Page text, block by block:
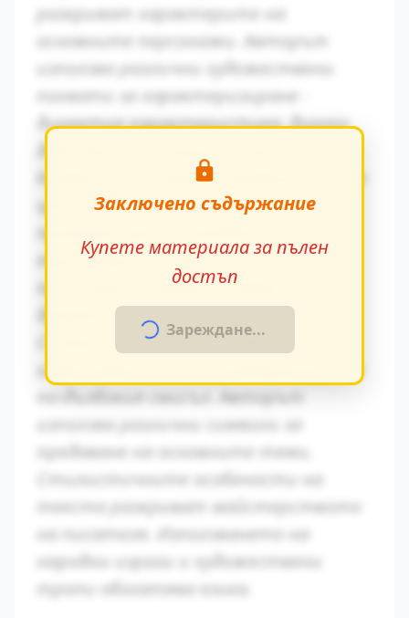
разкриват характерите на
основните персонажи. Авторът
използва различни художествени
похвати за характеризиране -
директна характеристика, диалог,
Конфликтът между традиционните
ценности и модерните идеи се
проявява ярко в поведението на
персонажите. Това
противопоставяне създава
драматично напрежение.
Символиката в произведението
играе важна роля за разбирането на
използва различни символи за
предаване на основните теми.
Стилистичните особености на
текста разкриват майстерството
на писателя. Използването на
народни изрази и художествени
тропи обогатява езика.
Заключено съдържание
Купете материала за пълен
достъп
Зареждане...